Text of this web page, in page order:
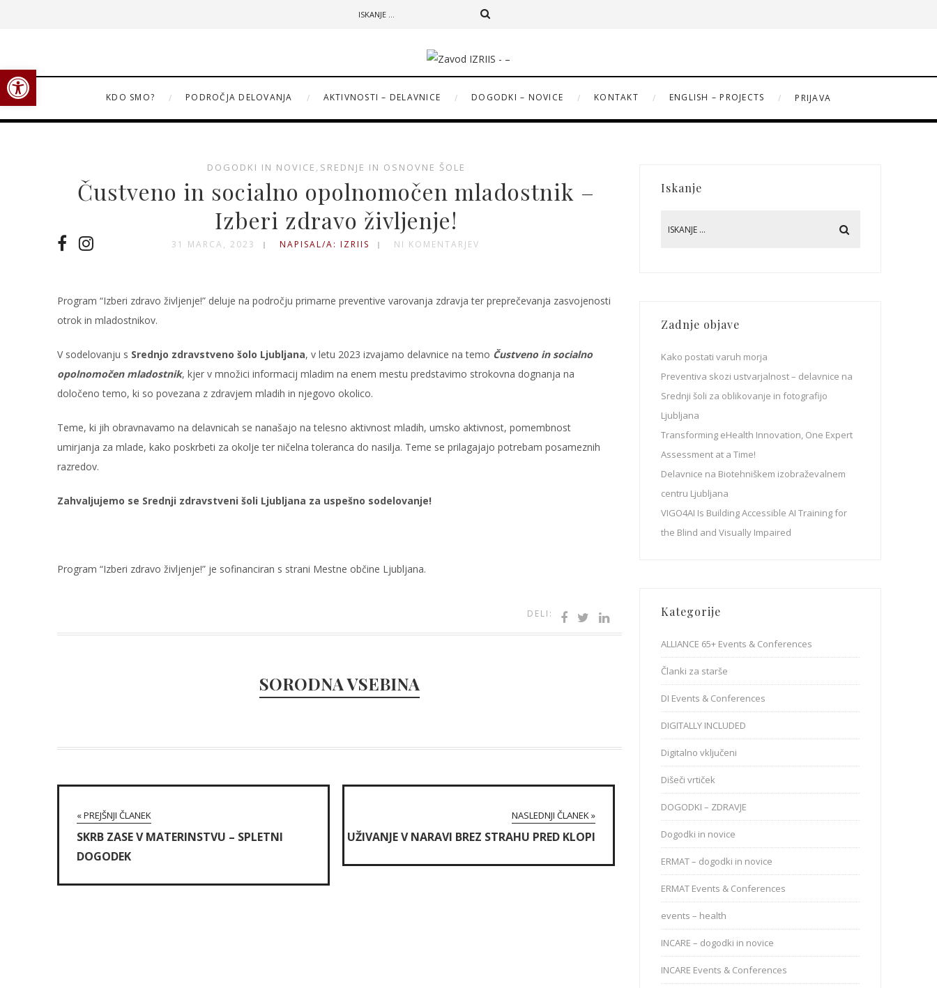
KDO SMO? PODROČJA DELOVANJA AKTIVNOSTI – DELAVNICE DOGODKI – NOVICE KONTAKT ENGLISH – PROJECTS PRIJAVA
DOGODKI IN NOVICE , SREDNJE IN OSNOVNE ŠOLE
Čustveno in socialno opolnomočen mladostnik –
Izberi zdravo življenje!
31 MARCA, 2023 NAPISAL/A: IZRIIS NI KOMENTARJEV
Program “Izberi zdravo življenje!” deluje na področju primarne preventive varovanja zdravja ter preprečevanja zasvojenosti
otrok in mladostnikov.
V sodelovanju s Srednjo zdravstveno šolo Ljubljana, v letu 2023 izvajamo delavnice na temo Čustveno in socialno
opolnomočen mladostnik, kjer v množici informacij mladim na enem mestu predstavimo strokovna dognanja na
določeno temo, ki so povezana z zdravjem mladih in njegovo okolico.
Teme, ki jih obravnavamo na delavnicah se nanašajo na telesno aktivnost mladih, umsko aktivnost, pomembnost
umirjanja za mlade, kako poskrbeti za okolje ter ničelna toleranca do nasilja. Teme se prilagajajo potrebam posameznih
razredov.
Zahvaljujemo se Srednji zdravstveni šoli Ljubljana za uspešno sodelovanje!
Program “Izberi zdravo življenje!” je sofinanciran s strani Mestne občine Ljubljana.
DELI:
SORODNA VSEBINA
« PREJŠNJI ČLANEK
SKRB ZASE V MATERINSTVU – SPLETNI
DOGODEK
NASLEDNJI ČLANEK »
UŽIVANJE V NARAVI BREZ STRAHU PRED KLOPI
Iskanje
Zadnje objave
Kako postati varuh morja
Preventiva skozi ustvarjalnost – delavnice na
Srednji šoli za oblikovanje in fotografijo
Ljubljana
Transforming eHealth Innovation, One Expert
Assessment at a Time!
Delavnice na Biotehniškem izobraževalnem
centru Ljubljana
VIGO4AI Is Building Accessible AI Training for
the Blind and Visually Impaired
Kategorije
ALLIANCE 65+ Events & Conferences
Članki za starše
DI Events & Conferences
DIGITALLY INCLUDED
Digitalno vključeni
Dišeči vrtiček
DOGODKI – ZDRAVJE
Dogodki in novice
ERMAT – dogodki in novice
ERMAT Events & Conferences
events – health
INCARE – dogodki in novice
INCARE Events & Conferences
Open toolbar